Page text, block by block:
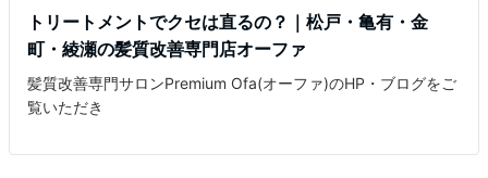
トリートメントでクセは直るの？｜松戸・亀有・金
町・綾瀬の髪質改善専門店オーファ
髪質改善専門サロンPremium Ofa(オーファ)のHP・ブログをご
覧いただき